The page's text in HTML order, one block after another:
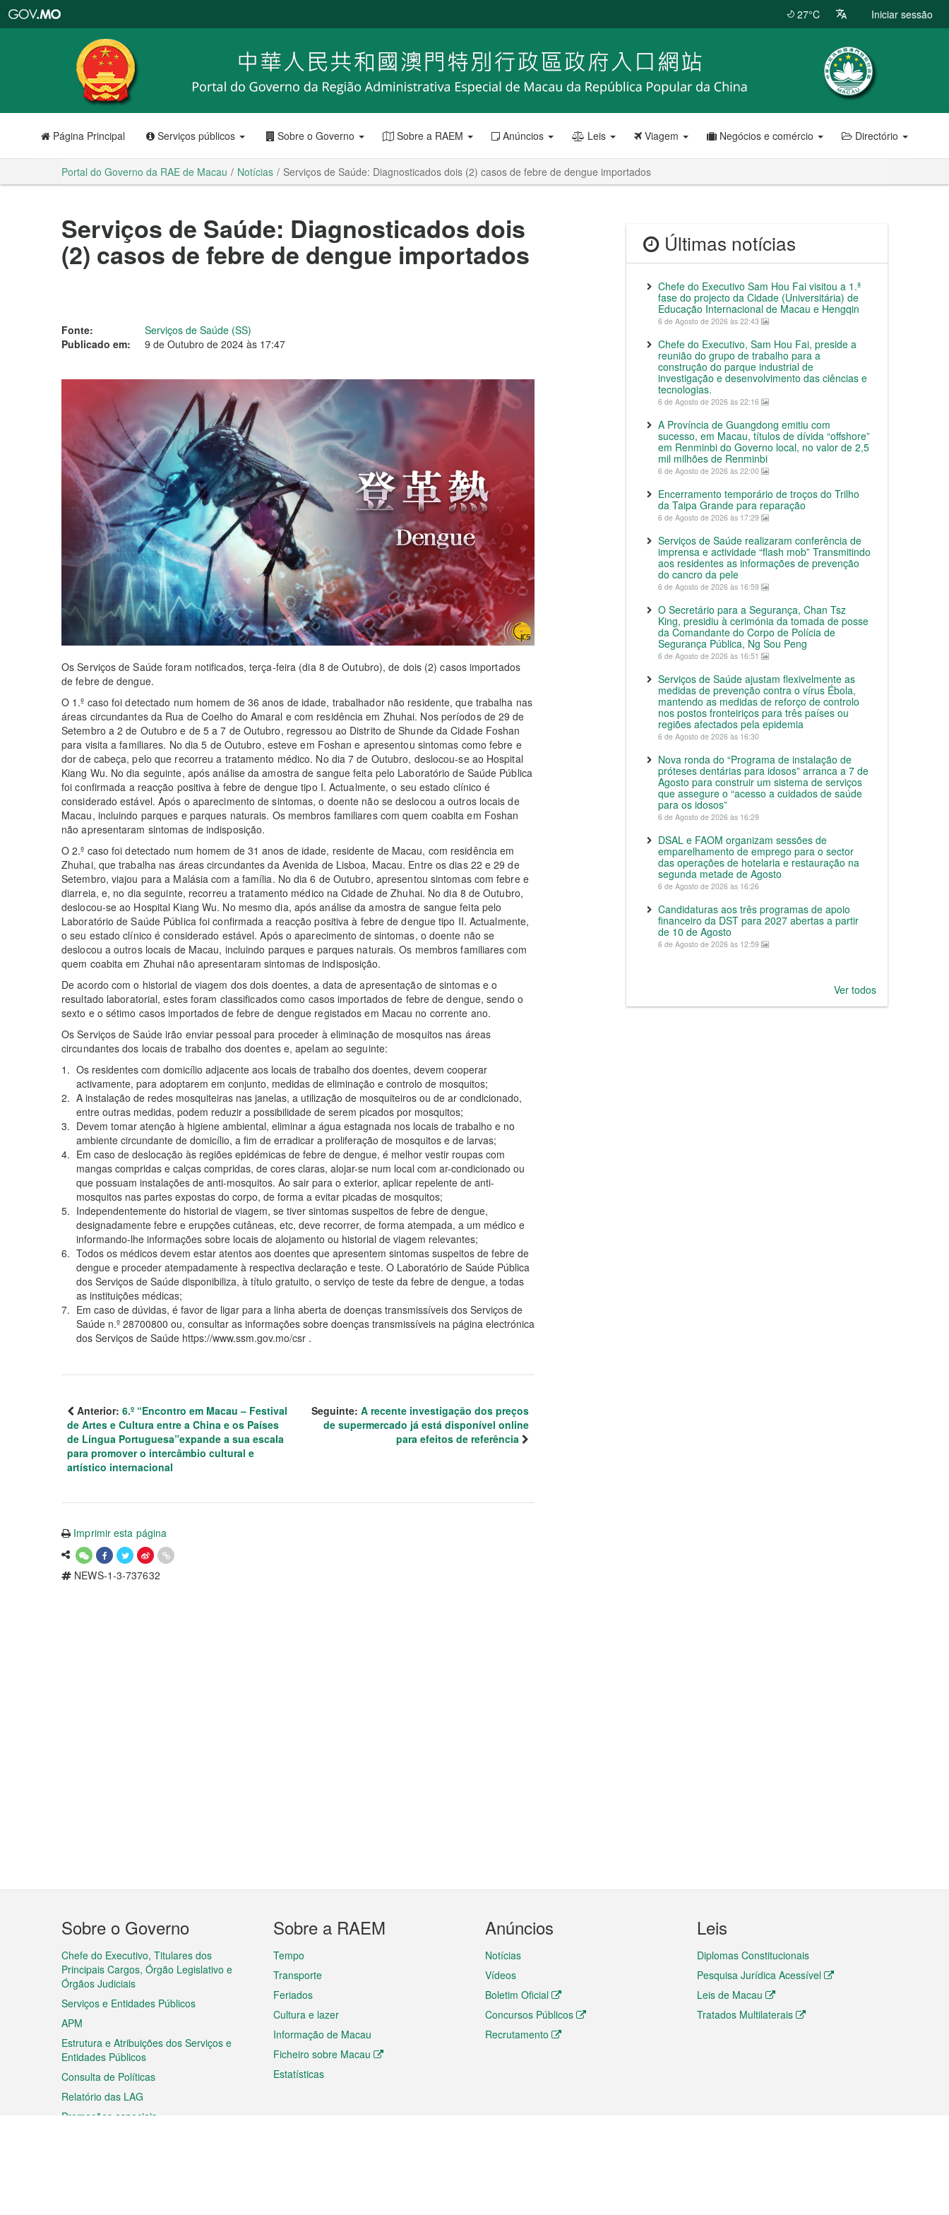
RAE
de
Macau
27°C Iniciar sessão
Página Principal Serviços públicos Sobre o Governo Sobre a RAEM Anúncios Leis Viagem Negócios e comércio Directório
Portal do Governo da RAE de Macau Notícias Serviços de Saúde: Diagnosticados dois (2) casos de febre de dengue importados
Serviços de Saúde: Diagnosticados dois
(2) casos de febre de dengue importados
Fonte:
Serviços de Saúde (SS)
Publicado em:
9 de Outubro de 2024 às 17:47
Os Serviços de Saúde foram notificados, terça-feira (dia 8 de Outubro), de dois (2) casos importados
de febre de dengue.
O 1.º caso foi detectado num homem de 36 anos de idade, trabalhador não residente, que trabalha nas
áreas circundantes da Rua de Coelho do Amaral e com residência em Zhuhai. Nos períodos de 29 de
Setembro a 2 de Outubro e de 5 a 7 de Outubro, regressou ao Distrito de Shunde da Cidade Foshan
para visita a familiares. No dia 5 de Outubro, esteve em Foshan e apresentou sintomas como febre e
dor de cabeça, pelo que recorreu a tratamento médico. No dia 7 de Outubro, deslocou-se ao Hospital
Kiang Wu. No dia seguinte, após análise da amostra de sangue feita pelo Laboratório de Saúde Pública
foi confirmada a reacção positiva à febre de dengue tipo I. Actualmente, o seu estado clínico é
considerado estável. Após o aparecimento de sintomas, o doente não se deslocou a outros locais de
Macau, incluindo parques e parques naturais. Os membros familiares com quem coabita em Foshan
não apresentaram sintomas de indisposição.
O 2.º caso foi detectado num homem de 31 anos de idade, residente de Macau, com residência em
Zhuhai, que trabalha nas áreas circundantes da Avenida de Lisboa, Macau. Entre os dias 22 e 29 de
Setembro, viajou para a Malásia com a família. No dia 6 de Outubro, apresentou sintomas com febre e
diarreia, e, no dia seguinte, recorreu a tratamento médico na Cidade de Zhuhai. No dia 8 de Outubro,
deslocou-se ao Hospital Kiang Wu. No mesmo dia, após análise da amostra de sangue feita pelo
Laboratório de Saúde Pública foi confirmada a reacção positiva à febre de dengue tipo II. Actualmente,
o seu estado clínico é considerado estável. Após o aparecimento de sintomas, o doente não se
deslocou a outros locais de Macau, incluindo parques e parques naturais. Os membros familiares com
quem coabita em Zhuhai não apresentaram sintomas de indisposição.
De acordo com o historial de viagem dos dois doentes, a data de apresentação de sintomas e o
resultado laboratorial, estes foram classificados como casos importados de febre de dengue, sendo o
sexto e o sétimo casos importados de febre de dengue registados em Macau no corrente ano.
Os Serviços de Saúde irão enviar pessoal para proceder à eliminação de mosquitos nas áreas
circundantes dos locais de trabalho dos doentes e, apelam ao seguinte:
Os residentes com domicílio adjacente aos locais de trabalho dos doentes, devem cooperar
activamente, para adoptarem em conjunto, medidas de eliminação e controlo de mosquitos;
A instalação de redes mosquiteiras nas janelas, a utilização de mosquiteiros ou de ar condicionado,
entre outras medidas, podem reduzir a possibilidade de serem picados por mosquitos;
Devem tomar atenção à higiene ambiental, eliminar a água estagnada nos locais de trabalho e no
ambiente circundante de domicílio, a fim de erradicar a proliferação de mosquitos e de larvas;
Em caso de deslocação às regiões epidémicas de febre de dengue, é melhor vestir roupas com
mangas compridas e calças compridas, de cores claras, alojar-se num local com ar-condicionado ou
que possuam instalações de anti-mosquitos. Ao sair para o exterior, aplicar repelente de anti-
mosquitos nas partes expostas do corpo, de forma a evitar picadas de mosquitos;
Independentemente do historial de viagem, se tiver sintomas suspeitos de febre de dengue,
designadamente febre e erupções cutâneas, etc, deve recorrer, de forma atempada, a um médico e
informando-lhe informações sobre locais de alojamento ou historial de viagem relevantes;
Todos os médicos devem estar atentos aos doentes que apresentem sintomas suspeitos de febre de
dengue e proceder atempadamente à respectiva declaração e teste. O Laboratório de Saúde Pública
dos Serviços de Saúde disponibiliza, à título gratuito, o serviço de teste da febre de dengue, a todas
as instituições médicas;
Em caso de dúvidas, é favor de ligar para a linha aberta de doenças transmissíveis dos Serviços de
Saúde n.º 28700800 ou, consultar as informações sobre doenças transmissíveis na página electrónica
dos Serviços de Saúde https://www.ssm.gov.mo/csr .
Anterior: 6.º “Encontro em Macau – Festival
de Artes e Cultura entre a China e os Países
de Língua Portuguesa”expande a sua escala
para promover o intercâmbio cultural e
artístico internacional
Seguinte: A recente investigação dos preços
de supermercado já está disponível online
para efeitos de referência
Imprimir esta página
NEWS-1-3-737632
Últimas notícias
Chefe do Executivo Sam Hou Fai visitou a 1.ª
fase do projecto da Cidade (Universitária) de
Educação Internacional de Macau e Hengqin
6 de Agosto de 2026 às 22:43
Chefe do Executivo, Sam Hou Fai, preside a
reunião do grupo de trabalho para a
construção do parque industrial de
investigação e desenvolvimento das ciências e
tecnologias.
6 de Agosto de 2026 às 22:16
A Província de Guangdong emitiu com
sucesso, em Macau, títulos de dívida “offshore”
em Renminbi do Governo local, no valor de 2,5
mil milhões de Renminbi
6 de Agosto de 2026 às 22:00
Encerramento temporário de troços do Trilho
da Taipa Grande para reparação
6 de Agosto de 2026 às 17:29
Serviços de Saúde realizaram conferência de
imprensa e actividade “flash mob” Transmitindo
aos residentes as informações de prevenção
do cancro da pele
6 de Agosto de 2026 às 16:59
O Secretário para a Segurança, Chan Tsz
King, presidiu à cerimónia da tomada de posse
da Comandante do Corpo de Polícia de
Segurança Pública, Ng Sou Peng
6 de Agosto de 2026 às 16:51
Serviços de Saúde ajustam flexivelmente as
medidas de prevenção contra o vírus Ébola,
mantendo as medidas de reforço de controlo
nos postos fronteiriços para três países ou
regiões afectados pela epidemia
6 de Agosto de 2026 às 16:30
Nova ronda do “Programa de instalação de
próteses dentárias para idosos” arranca a 7 de
Agosto para construir um sistema de serviços
que assegure o “acesso a cuidados de saúde
para os idosos”
6 de Agosto de 2026 às 16:29
DSAL e FAOM organizam sessões de
emparelhamento de emprego para o sector
das operações de hotelaria e restauração na
segunda metade de Agosto
6 de Agosto de 2026 às 16:26
Candidaturas aos três programas de apoio
financeiro da DST para 2027 abertas a partir
de 10 de Agosto
6 de Agosto de 2026 às 12:59
Ver todos
Menu
do
rodapé
Sobre o Governo
Chefe do Executivo, Titulares dos
Principais Cargos, Órgão Legislativo e
Órgãos Judiciais
Serviços e Entidades Públicos
APM
Estrutura e Atribuições dos Serviços e
Entidades Públicos
Consulta de Políticas
Relatório das LAG
Promoções especiais
Sobre a RAEM
Tempo
Transporte
Feriados
Cultura e lazer
Informação de Macau
Ficheiro sobre Macau
Estatísticas
Anúncios
Notícias
Vídeos
Boletim Oficial
Concursos Públicos
Recrutamento
Leis
Diplomas Constitucionais
Pesquisa Jurídica Acessível
Leis de Macau
Tratados Multilaterais